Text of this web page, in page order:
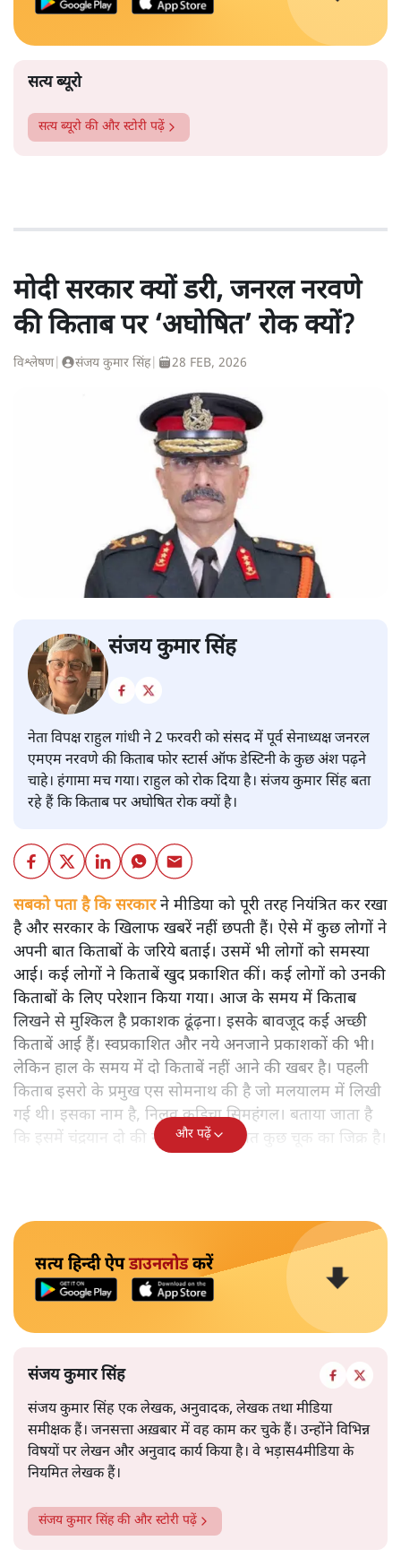
सत्य ब्यूरो
सत्य ब्यूरो की और स्टोरी पढ़ें
मोदी सरकार क्यों डरी, जनरल नरवणे
की किताब पर ‘अघोषित’ रोक क्यों?
विश्लेषण| संजय कुमार सिंह| 28 FEB, 2026
संजय कुमार सिंह
नेता विपक्ष राहुल गांधी ने 2 फरवरी को संसद में पूर्व सेनाध्यक्ष जनरल
एमएम नरवणे की किताब फोर स्टार्स ऑफ डेस्टिनी के कुछ अंश पढ़ने
चाहे। हंगामा मच गया। राहुल को रोक दिया है। संजय कुमार सिंह बता
रहे हैं कि किताब पर अघोषित रोक क्यों है।
सबको पता है कि सरकारने मीडिया को पूरी तरह नियंत्रित कर रखा
है और सरकार के खिलाफ खबरें नहीं छपती हैं। ऐसे में कुछ लोगों ने
अपनी बात किताबों के जरिये बताई। उसमें भी लोगों को समस्या
आई। कई लोगों ने किताबें खुद प्रकाशित कीं। कई लोगों को उनकी
किताबों के लिए परेशान किया गया। आज के समय में किताब
लिखने से मुश्किल है प्रकाशक ढूंढ़ना। इसके बावजूद कई अच्छी
किताबें आई हैं। स्वप्रकाशित और नये अनजाने प्रकाशकों की भी।
लेकिन हाल के समय में दो किताबें नहीं आने की खबर है। पहली
किताब इसरो के प्रमुख एस सोमनाथ की है जो मलयालम में लिखी
गई थी। इसका नाम है, निलवु कुडिचा सिमहंगल। बताया जाता है
कि इसमें चंद्रयान दो की नाकामी से संबंधित कुछ चूक का जिक्र है।
और पढ़ें
सत्य हिन्दी ऐपडाउनलोडकरें
संजय कुमार सिंह
संजय कुमार सिंह एक लेखक, अनुवादक, लेखक तथा मीडिया
समीक्षक हैं। जनसत्ता अख़बार में वह काम कर चुके हैं। उन्होंने विभिन्न
विषयों पर लेखन और अनुवाद कार्य किया है। वे भड़ास4मीडिया के
नियमित लेखक हैं।
संजय कुमार सिंहकी और स्टोरी पढ़ें